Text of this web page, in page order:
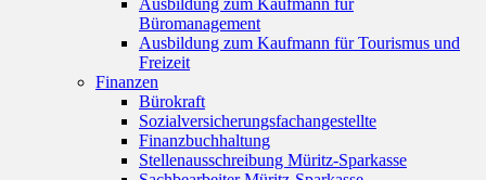
Ausbildung zum Kaufmann für
Büromanagement
Ausbildung zum Kaufmann für Tourismus und
Freizeit
Finanzen
Bürokraft
Sozialversicherungsfachangestellte
Finanzbuchhaltung
Stellenausschreibung Müritz-Sparkasse